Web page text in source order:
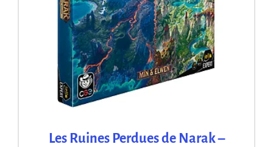
Les Ruines Perdues de Narak –